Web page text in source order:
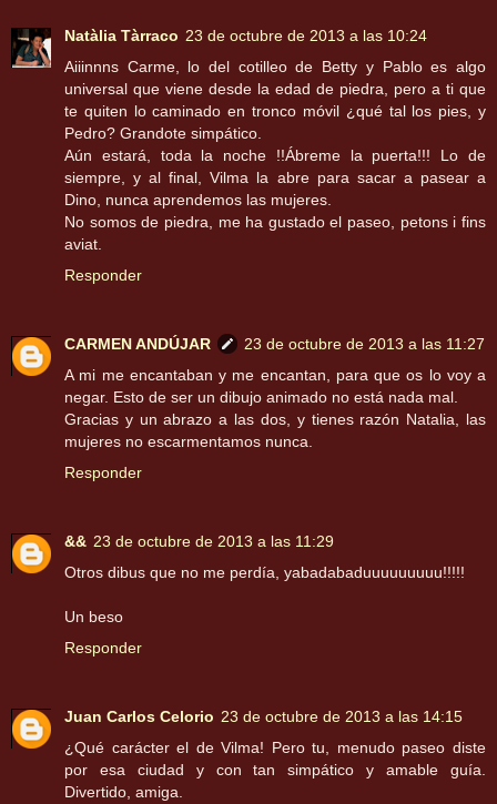
Natàlia Tàrraco 23 de octubre de 2013 a las 10:24
Aiiinnns Carme, lo del cotilleo de Betty y Pablo es algo
universal que viene desde la edad de piedra, pero a ti que
te quiten lo caminado en tronco móvil ¿qué tal los pies, y
Pedro? Grandote simpático.
Aún estará, toda la noche !!Ábreme la puerta!!! Lo de
siempre, y al final, Vilma la abre para sacar a pasear a
Dino, nunca aprendemos las mujeres.
No somos de piedra, me ha gustado el paseo, petons i fins
aviat.
Responder
CARMEN ANDÚJAR
23 de octubre de 2013 a las 11:27
A mi me encantaban y me encantan, para que os lo voy a
negar. Esto de ser un dibujo animado no está nada mal.
Gracias y un abrazo a las dos, y tienes razón Natalia, las
mujeres no escarmentamos nunca.
Responder
&& 23 de octubre de 2013 a las 11:29
Otros dibus que no me perdía, yabadabaduuuuuuuuu!!!!!
Un beso
Responder
Juan Carlos Celorio 23 de octubre de 2013 a las 14:15
¿Qué carácter el de Vilma! Pero tu, menudo paseo diste
por esa ciudad y con tan simpático y amable guía.
Divertido, amiga.